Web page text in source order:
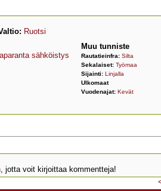
Ruotsi
sähköistys
Muu tunniste
Rautatieinfra: Silta
Sekalaiset: Työmaa
Sijainti: Linjalla
Ulkomaat
Vuodenajat: Kevät
, jotta voit kirjoittaa kommentteja!